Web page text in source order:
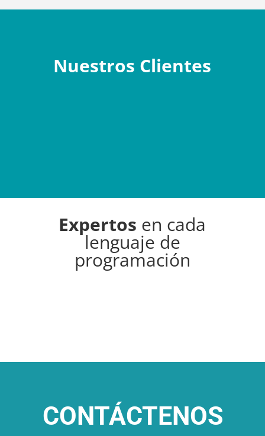
Nuestros Clientes
Expertos en cada
lenguaje de
programación
CONTÁCTENOS